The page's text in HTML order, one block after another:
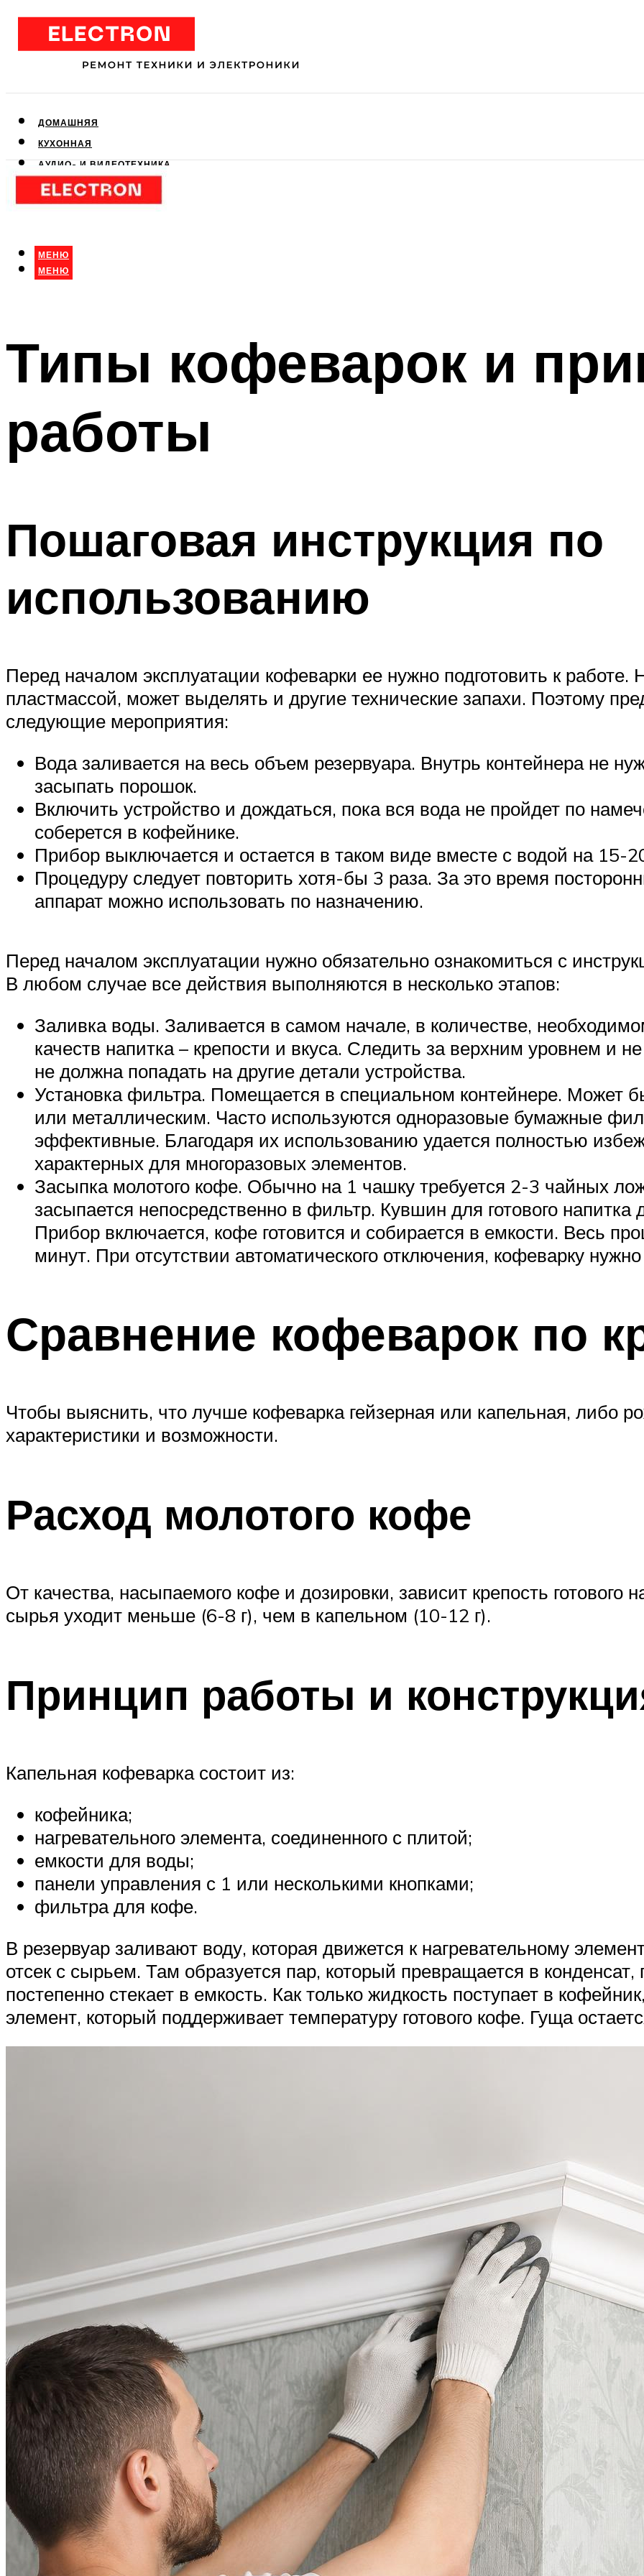
ДОМАШНЯЯ
КУХОННАЯ
АУДИО- И ВИДЕОТЕХНИКА
КЛИМАТИЧЕСКАЯ
ДЛЯ КРАСОТЫ
МЕНЮ
МЕНЮ
Типы кофеварок и
работы
Пошаговая инструкция по
использованию
Перед началом эксплуатации кофеварки ее нужно подготовить к работе.
пластмассой, может выделять и другие технические запахи. Поэтому
следующие мероприятия:
Вода заливается на весь объем резервуара. Внутрь контейнера не
засыпать порошок.
Включить устройство и дождаться, пока вся вода не пройдет по
соберется в кофейнике.
Прибор выключается и остается в таком виде вместе с водой на 15-
Процедуру следует повторить хотя-бы 3 раза. За это время
аппарат можно использовать по назначению.
Перед началом эксплуатации нужно обязательно ознакомиться с
В любом случае все действия выполняются в несколько этапов:
Заливка воды. Заливается в самом начале, в количестве,
качеств напитка – крепости и вкуса. Следить за верхним уровнем и
не должна попадать на другие детали устройства.
Установка фильтра. Помещается в специальном контейнере. Может
или металлическим. Часто используются одноразовые бумажные
эффективные. Благодаря их использованию удается полностью
характерных для многоразовых элементов.
Засыпка молотого кофе. Обычно на 1 чашку требуется 2-3 чайных
засыпается непосредственно в фильтр. Кувшин для готового
Прибор включается, кофе готовится и собирается в емкости. Весь
минут. При отсутствии автоматического отключения, кофеварку
Сравнение кофеварок по
Чтобы выяснить, что лучше кофеварка гейзерная или капельная, либо
характеристики и возможности.
Расход молотого кофе
От качества, насыпаемого кофе и дозировки, зависит крепость готового
сырья уходит меньше (6-8 г), чем в капельном (10-12 г).
Принцип работы и
Капельная кофеварка состоит из:
кофейника;
нагревательного элемента, соединенного с плитой;
емкости для воды;
панели управления с 1 или несколькими кнопками;
фильтра для кофе.
В резервуар заливают воду, которая движется к нагревательному
отсек с сырьем. Там образуется пар, который превращается в
постепенно стекает в емкость. Как только жидкость поступает в
элемент, который поддерживает температуру готового кофе. Гуща